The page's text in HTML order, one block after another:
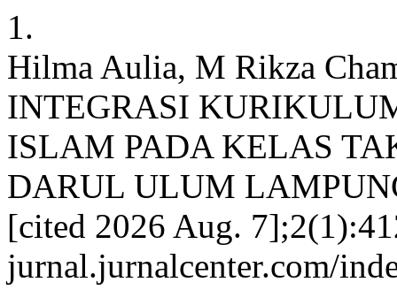
1.
Hilma Aulia, M Rikza
INTEGRASI
ISLAM PADA KELAS
DARUL ULUM
[cited 2026 Aug.
jurnal.jurnalcenter.com/